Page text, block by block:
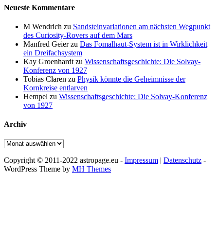
Neueste Kommentare
M Wendrich zu Sandsteinvariationen am nächsten Wegpunkt
des Curiosity-Rovers auf dem Mars
Manfred Geierzu Das Fomalhaut-System ist in Wirklichkeit
ein Dreifachsystem
Kay Groenhardt zu Wissenschaftsgeschichte: Die Solvay-
Konferenz von 1927
Tobias Claren zu Physik könnte die Geheimnisse der
Kornkreise entlarven
Hempel zu Wissenschaftsgeschichte: Die Solvay-Konferenz
von 1927
Archiv
Archiv
Copyright © 2011-2022 astropage.eu - Impressum | Datenschutz -
WordPress Theme by MH Themes